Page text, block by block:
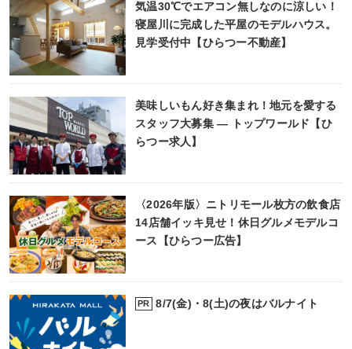
気温30℃でエアコン無しなのに涼しい！
寝屋川に完成した平屋のモデルハウス。
見学受付中【ひらつー不動産】
美味しいもん好き集まれ！地元を愛する
スタッフ大募集 ― トップワールド【ひ
らつー求人】
〈2026年版〉ニトリモール枚方の飲食店
14店舗イッキ見せ！休日グルメモデルコ
ース【ひらつー広告】
PR 8/7(金)・8(土)の夜はバルナイト